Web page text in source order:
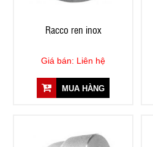
Racco ren inox
Giá bán: Liên hệ
MUA HÀNG